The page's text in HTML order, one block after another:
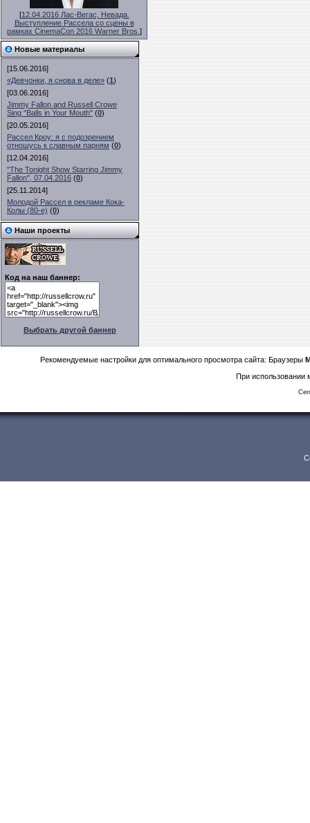
[12.04.2016 Лас-Вегас, Невада.
Выступление Рассела со сцены в
рамках CinemaCon 2016 Warner Bros. ]
Новые материалы
[15.06.2016]
«Девчонки, я снова в деле» (1)
[03.06.2016]
Jimmy Fallon and Russell Crowe
Sing "Balls in Your Mouth" (0)
[20.05.2016]
Рассел Кроу: я с подозрением
отношусь к славным парням (0)
[12.04.2016]
"The Tonight Show Starring Jimmy
Fallon", 07.04.2016 (0)
[25.11.2014]
Молодой Рассел в рекламе Кока-
Колы (80-е) (0)
Наши проекты
Код на наш баннер:
Выбрать другой баннер
Рекомендуемые настройки для оптимального просмотра сайта: Браузеры
При использовании